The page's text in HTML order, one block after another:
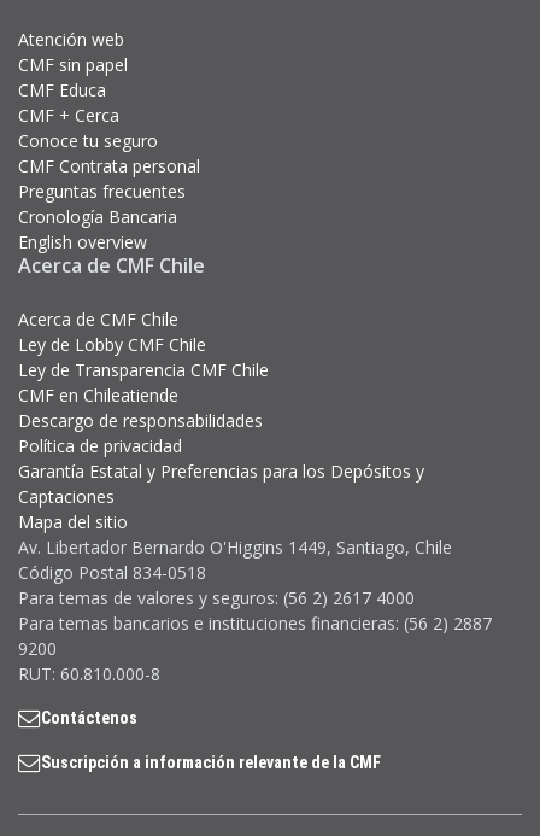
Atención web
CMF sin papel
CMF Educa
CMF + Cerca
Conoce tu seguro
CMF Contrata personal
Preguntas frecuentes
Cronología Bancaria
English overview
Acerca de CMF Chile
Acerca de CMF Chile
Ley de Lobby CMF Chile
Ley de Transparencia CMF Chile
CMF en Chileatiende
Descargo de responsabilidades
Política de privacidad
Garantía Estatal y Preferencias para los Depósitos y
Captaciones
Mapa del sitio
Av. Libertador Bernardo O'Higgins 1449, Santiago, Chile
Código Postal 834-0518
Para temas de valores y seguros: (56 2) 2617 4000
Para temas bancarios e instituciones financieras: (56 2) 2887
9200
RUT: 60.810.000-8
Contáctenos
Suscripción a información relevante de la CMF